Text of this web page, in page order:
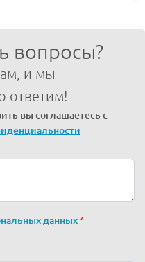
вопросы?
и мы
ответим!
вы соглашаетесь с
данных*